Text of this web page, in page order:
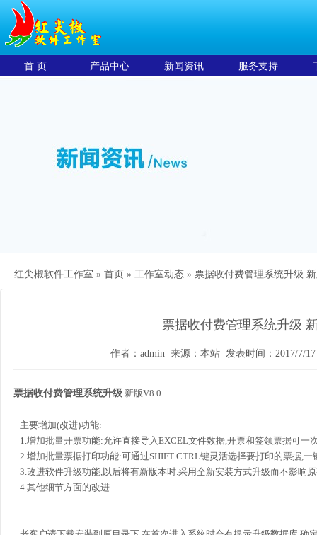
首 页 产品中心 新闻资讯 服务支持
红尖椒软件工作室 » 首页 » 工作室动态 » 票据收付费管理系统升级
票据收付费管理系统升级
作者：admin 来源：本站 发表时间：2017/7/
票据收付费管理系统升级 新版V8.0
主要增加(改进)功能:
1.增加批量开票功能:允许直接导入EXCEL文件数据,开票和签领票据可一
2.增加批量票据打印功能:可通过SHIFT CTRL键灵活选择要打印的票据,一
3.改进软件升级功能,以后将有新版本时.采用全新安装方式升级而不影响
4.其他细节方面的改进